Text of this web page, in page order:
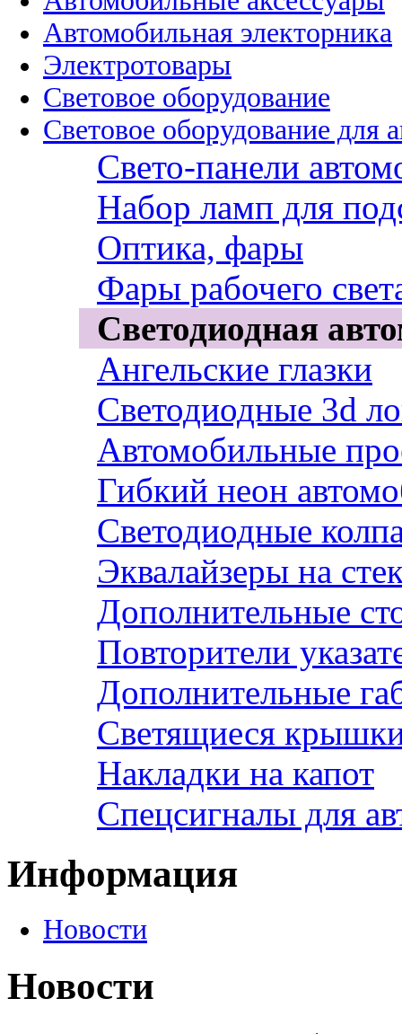
Автомобильная электорника
Электротовары
Световое оборудование
Световое оборудование для
Свето-панели
Набор ламп для
Оптика, фары
Фары рабочего
Светодиодная
Ангельские глазки
Светодиодные 3d
Автомобильные
Гибкий неон
Светодиодные
Эквалайзеры на
Дополнительные
Повторители
Дополнительные
Светящиеся
Накладки на капот
Спецсигналы для
Информация
Новости
Новости